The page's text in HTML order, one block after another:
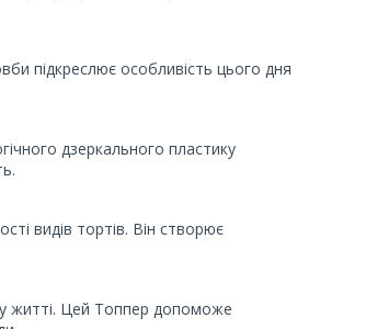
підкреслює особливість цього дня
дзеркального пластику
видів тортів. Він створює
житті. Цей Топпер допоможе